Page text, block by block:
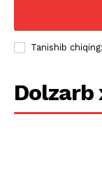
Tanishib chiqing: